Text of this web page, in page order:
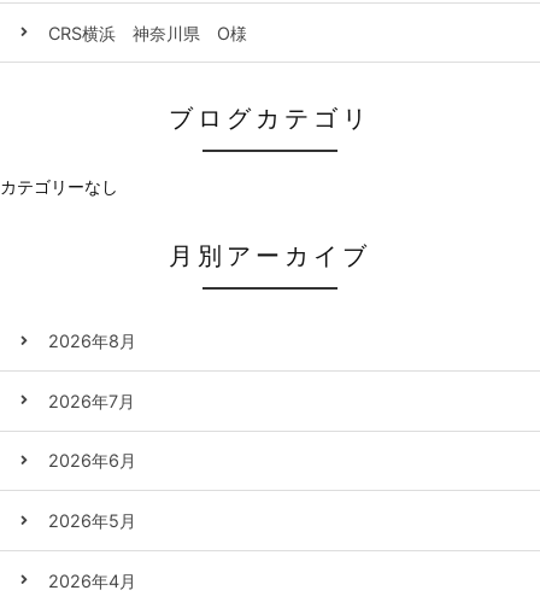
CRS横浜 神奈川県 O様
ブログカテゴリ
カテゴリーなし
月別アーカイブ
2026年8月
2026年7月
2026年6月
2026年5月
2026年4月